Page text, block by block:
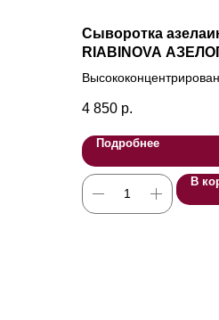
Сыворотка
RIABINOVA
лечения акне и
высыпания.
4 850 р.
Подробнее
В